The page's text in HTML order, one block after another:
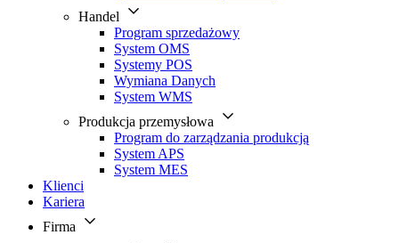
Handel
Program sprzedażowy
System OMS
Systemy POS
Wymiana Danych
System WMS
Produkcja przemysłowa
Program do zarządzania produkcją
System APS
System MES
Klienci
Kariera
Firma